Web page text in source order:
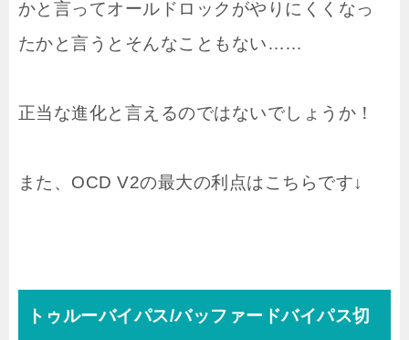
かと言ってオールドロックがやりにくくなっ
たかと言うとそんなこともない……
正当な進化と言えるのではないでしょうか！
また、OCD V2の最大の利点はこちらです↓
トゥルーバイパス/バッファードバイパス切